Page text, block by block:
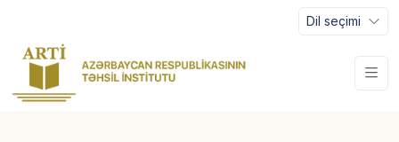
Dil seçimi